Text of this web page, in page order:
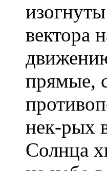
вектора
прямые,
нек-рых
Солнца